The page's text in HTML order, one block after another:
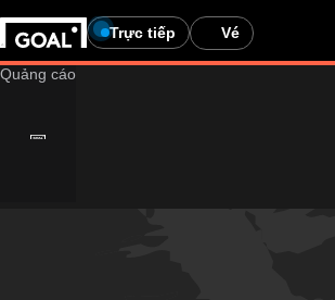
Trực tiếp Vé